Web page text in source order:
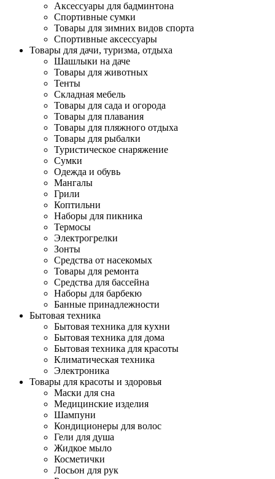
Аксессуары для бадминтона
Спортивные сумки
Товары для зимних видов спорта
Спортивные аксессуары
Товары для дачи, туризма, отдыха
Шашлыки на даче
Товары для животных
Тенты
Складная мебель
Товары для сада и огорода
Товары для плавания
Товары для пляжного отдыха
Товары для рыбалки
Туристическое снаряжение
Сумки
Одежда и обувь
Мангалы
Грили
Коптильни
Наборы для пикника
Термосы
Электрогрелки
Зонты
Средства от насекомых
Товары для ремонта
Средства для бассейна
Наборы для барбекю
Банные принадлежности
Бытовая техника
Бытовая техника для кухни
Бытовая техника для дома
Бытовая техника для красоты
Климатическая техника
Электроника
Товары для красоты и здоровья
Маски для сна
Медицинские изделия
Шампуни
Кондиционеры для волос
Гели для душа
Жидкое мыло
Косметички
Лосьон для рук